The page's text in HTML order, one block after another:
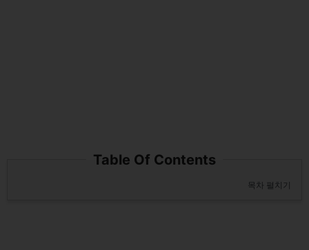
Table Of Contents
목차 펼치기